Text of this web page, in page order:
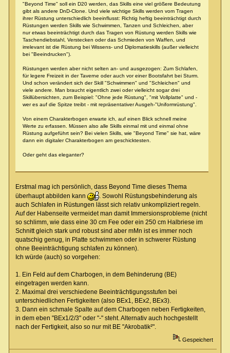
"Beyond Time" soll ein D20 werden, das Skills eine viel größere Bedeutung
gibt als andere DnD-Clone. Und viele wichtige Skills werden vom Tragen
ihrer Rüstung unterschiedlich beeinflusst: Richtig heftig beeinträchtigt durch
Rüstungen werden Skills wie Schwimmen, Tanzen und Schleichen, aber
nur etwas beeinträchtigt durch das Tragen von Rüstung werden Skills wie
Taschendiebstahl, Verstecken oder das Schmieden von Waffen, und
irrelevant ist die Rüstung bei Wissens- und Diplomatieskills (außer vielleicht
bei "Beeindrucken").
Rüstungen werden aber nicht selten an- und ausgezogen: Zum Schlafen,
für legere Freizeit in der Taverne oder auch vor einer Bootsfahrt bei Sturm.
Und schon verändert sich der Skill "Schwimmen" und "Schleichen" und
viele andere. Man braucht eigentlich zwei oder vielleicht sogar drei
Skillübersichten, zum Beispiel: "Ohne jede Rüstung", "mit Vollplatte" und -
wer es auf die Spitze treibt - mit repräsentativer Ausgeh-"Uniformrüstung".
Von einem Charakterbogen erwarte ich, auf einen Blick schnell meine
Werte zu erfassen. Müssen also alle Skills einmal mit und einmal ohne
Rüstung aufgeführt sein? Bei vielen Skills, wie "Beyond Time" sie hat, wäre
dann ein digitaler Charakterbogen am geschicktesten.
Oder geht das eleganter?
Erstmal mag ich persönlich, dass Beyond Time dieses Thema
überhaupt abbilden kann
. Sowohl Rüstungsbehinderung als
auch Schlafen in Rüstungen lässt sich relativ unkompliziert regeln.
Auf der Habenseite vermeidet man damit Immersionsprobleme (nicht
so schlimm, wie dass eine 30 cm Fee oder ein 250 cm Halbriese im
Schnitt gleich stark und robust sind aber mMn ist es immer noch
quatschig genug, in Platte schwimmen oder in schwerer Rüstung
ohne Beeinträchtigung schlafen zu können).
Ich würde (auch) so vorgehen:
1. Ein Feld auf dem Charbogen, in dem Behinderung (BE)
eingetragen werden kann.
2. Maximal drei verschiedene Beeinträchtigungsstufen bei
unterschiedlichen Fertigkeiten (also BEx1, BEx2, BEx3).
3. Dann ein schmale Spalte auf dem Charbogen neben Fertigkeiten,
in dem eben "BEx1/2/3" oder "-" steht. Alternativ auch hochgestellt
nach der Fertigkeit, also so nur mit BE "Akrobatik²".
Gespeichert